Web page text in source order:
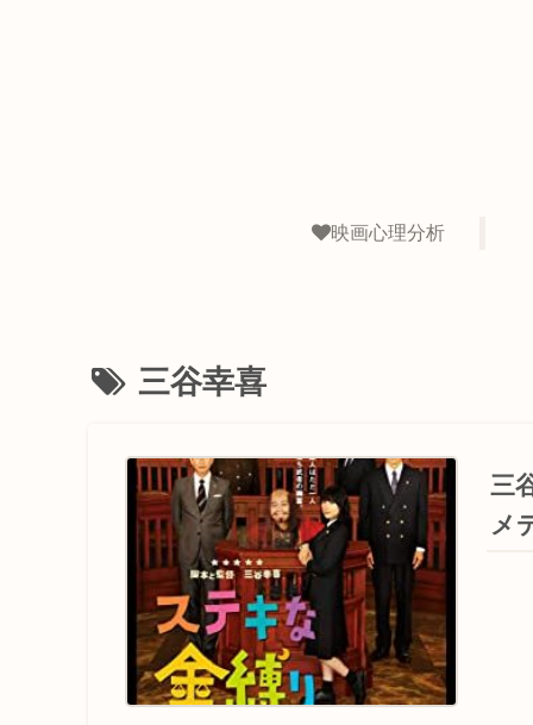
映画心理分析
三谷幸喜
三
メ